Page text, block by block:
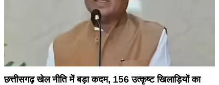
छत्तीसगढ़ खेल नीति में बड़ा कदम, 156 उत्कृष्ट खिलाड़ियों का